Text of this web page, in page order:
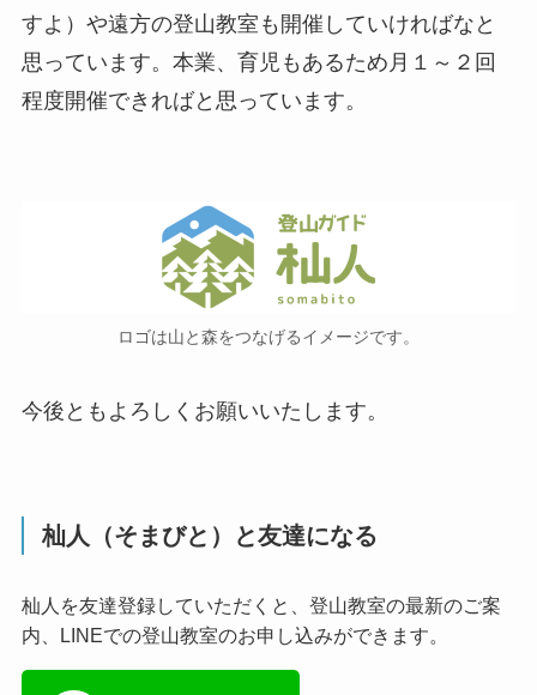
すよ）や遠方の登山教室も開催していければなと
思っています。本業、育児もあるため月１～２回
程度開催できればと思っています。
ロゴは山と森をつなげるイメージです。
今後ともよろしくお願いいたします。
杣人（そまびと）と友達になる
杣人を友達登録していただくと、登山教室の最新のご案
内、LINEでの登山教室のお申し込みができます。